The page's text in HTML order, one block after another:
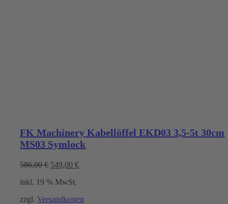
FK Machinery Kabellöffel EKD03 3,5-5t 30cm
MS03 Symlock
586,00€ Ursprünglicher
war:
549,00€Aktueller
inkl. 19 % MwSt.
zzgl.Versandkosten